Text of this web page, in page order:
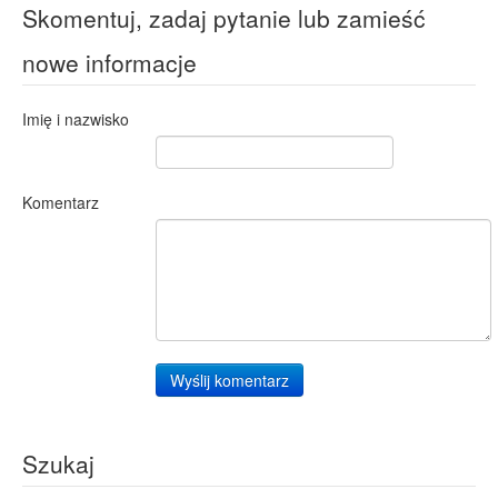
Skomentuj, zadaj pytanie lub zamieść
nowe informacje
Imię i nazwisko
Komentarz
Wyślij komentarz
Szukaj